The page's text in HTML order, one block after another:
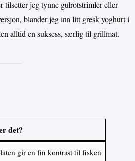
tilsetter jeg tynne gulrotstrimler eller
blander jeg inn litt gresk yoghurt i
alltid en suksess, særlig til grillmat.
det?
gir en fin kontrast til fisken